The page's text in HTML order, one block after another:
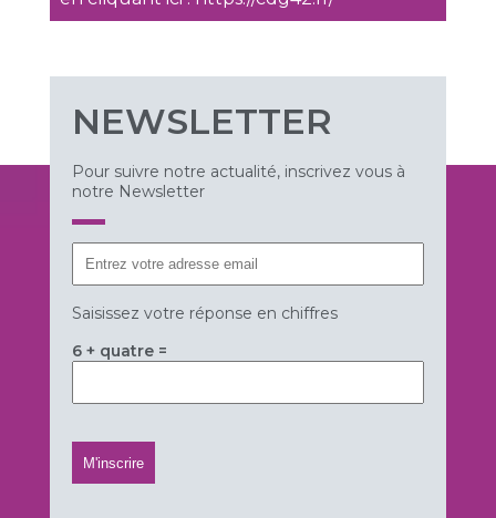
NEWSLETTER
Pour suivre notre actualité, inscrivez vous à
notre Newsletter
Saisissez votre réponse en chiffres
6 + quatre =